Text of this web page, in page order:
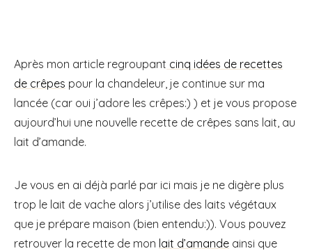
Après mon article regroupant cinq idées de recettes
de crêpes pour la chandeleur, je continue sur ma
lancée (car oui j’adore les crêpes:) ) et je vous propose
aujourd’hui une nouvelle recette de crêpes sans lait, au
lait d’amande.
Je vous en ai déjà parlé par ici mais je ne digère plus
trop le lait de vache alors j’utilise des laits végétaux
que je prépare maison (bien entendu:)). Vous pouvez
retrouver la recette de mon lait d’amande ainsi que